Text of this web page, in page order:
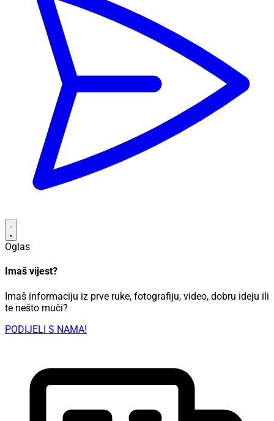
Oglas
Imaš vijest?
Imaš informaciju iz prve ruke, fotografiju, video, dobru ideju ili
te nešto muči?
PODIJELI S NAMA!